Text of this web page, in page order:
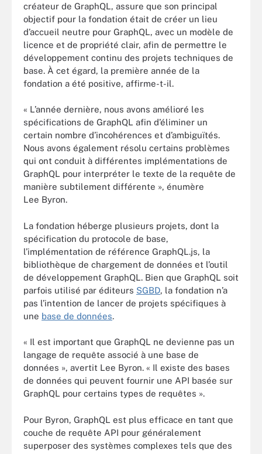
créateur de GraphQL, assure que son principal
objectif pour la fondation était de créer un lieu
d’accueil neutre pour GraphQL, avec un modèle de
licence et de propriété clair, afin de permettre le
développement continu des projets techniques de
base. À cet égard, la première année de la
fondation a été positive, affirme-t-il.
« L’année dernière, nous avons amélioré les
spécifications de GraphQL afin d’éliminer un
certain nombre d’incohérences et d’ambiguïtés.
Nous avons également résolu certains problèmes
qui ont conduit à différentes implémentations de
GraphQL pour interpréter le texte de la requête de
manière subtilement différente », énumère
Lee Byron.
La fondation héberge plusieurs projets, dont la
spécification du protocole de base,
l’implémentation de référence GraphQL.js, la
bibliothèque de chargement de données et l’outil
de développement GraphQL. Bien que GraphQL soit
parfois utilisé par éditeurs SGBD, la fondation n’a
pas l’intention de lancer de projets spécifiques à
une base de données.
« Il est important que GraphQL ne devienne pas un
langage de requête associé à une base de
données », avertit Lee Byron. « Il existe des bases
de données qui peuvent fournir une API basée sur
GraphQL pour certains types de requêtes ».
Pour Byron, GraphQL est plus efficace en tant que
couche de requête API pour généralement
superposer des systèmes complexes tels que des